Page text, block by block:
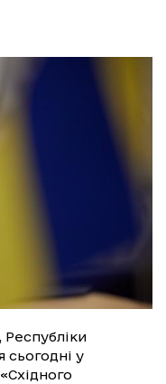
Республіки
сьогодні у